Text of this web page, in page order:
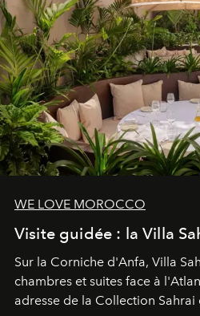
WE LOVE MOROCCO
Visite guidée : la Villa
Sur la Corniche d'Anfa, Villa
chambres et suites face à
adresse de la Collection